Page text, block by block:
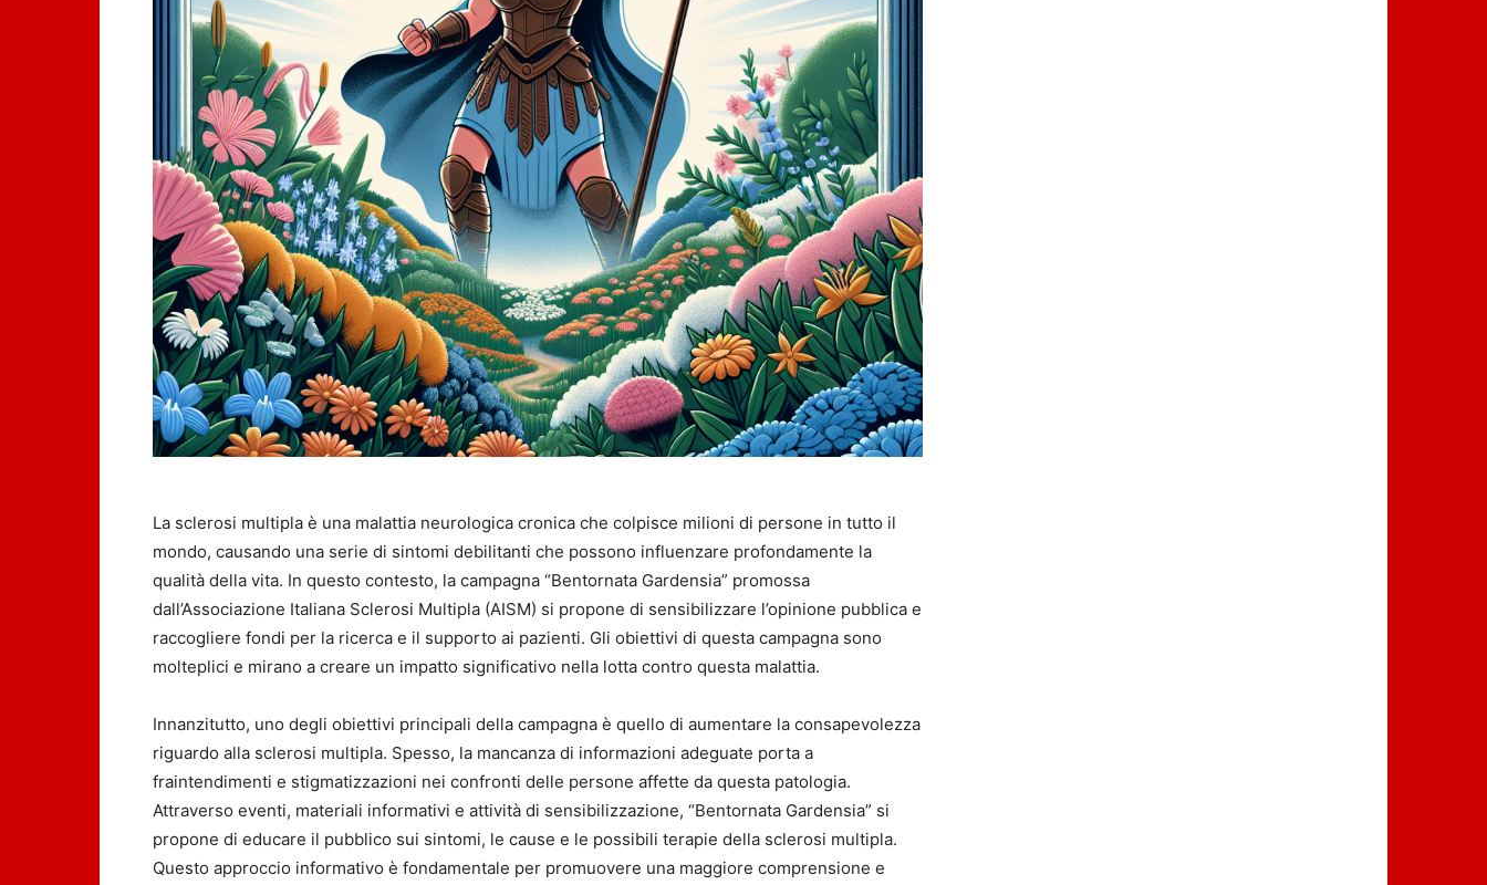
La sclerosi multipla è una malattia neurologica cronica che colpisce milioni di persone in tutto il
mondo, causando una serie di sintomi debilitanti che possono influenzare profondamente la
qualità della vita. In questo contesto, la campagna “Bentornata Gardensia” promossa
dall’Associazione Italiana Sclerosi Multipla (AISM) si propone di sensibilizzare l’opinione pubblica e
raccogliere fondi per la ricerca e il supporto ai pazienti. Gli obiettivi di questa campagna sono
molteplici e mirano a creare un impatto significativo nella lotta contro questa malattia.
Innanzitutto, uno degli obiettivi principali della campagna è quello di aumentare la consapevolezza
riguardo alla sclerosi multipla. Spesso, la mancanza di informazioni adeguate porta a
fraintendimenti e stigmatizzazioni nei confronti delle persone affette da questa patologia.
Attraverso eventi, materiali informativi e attività di sensibilizzazione, “Bentornata Gardensia” si
propone di educare il pubblico sui sintomi, le cause e le possibili terapie della sclerosi multipla.
Questo approccio informativo è fondamentale per promuovere una maggiore comprensione e